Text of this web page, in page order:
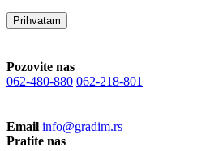
Prihvatam
Pozovite nas
062-480-880 062-218-801
Email info@gradim.rs
Pratite nas